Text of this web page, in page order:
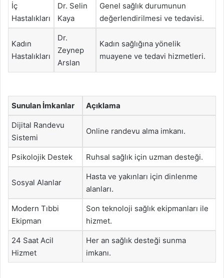
İç
Hastalıkları
Dr. Selin
Kaya
Genel sağlık durumunun
değerlendirilmesi ve tedavisi.
Kadın
Hastalıkları
Dr.
Zeynep
Arslan
Kadın sağlığına yönelik
muayene ve tedavi hizmetleri.
Sunulan İmkanlar Açıklama
Dijital Randevu
Sistemi
Online randevu alma imkanı.
Psikolojik Destek Ruhsal sağlık için uzman desteği.
Sosyal Alanlar
Hasta ve yakınları için dinlenme
alanları.
Modern Tıbbi
Ekipman
Son teknoloji sağlık ekipmanları ile
hizmet.
24 Saat Acil
Hizmet
Her an sağlık desteği sunma
imkanı.